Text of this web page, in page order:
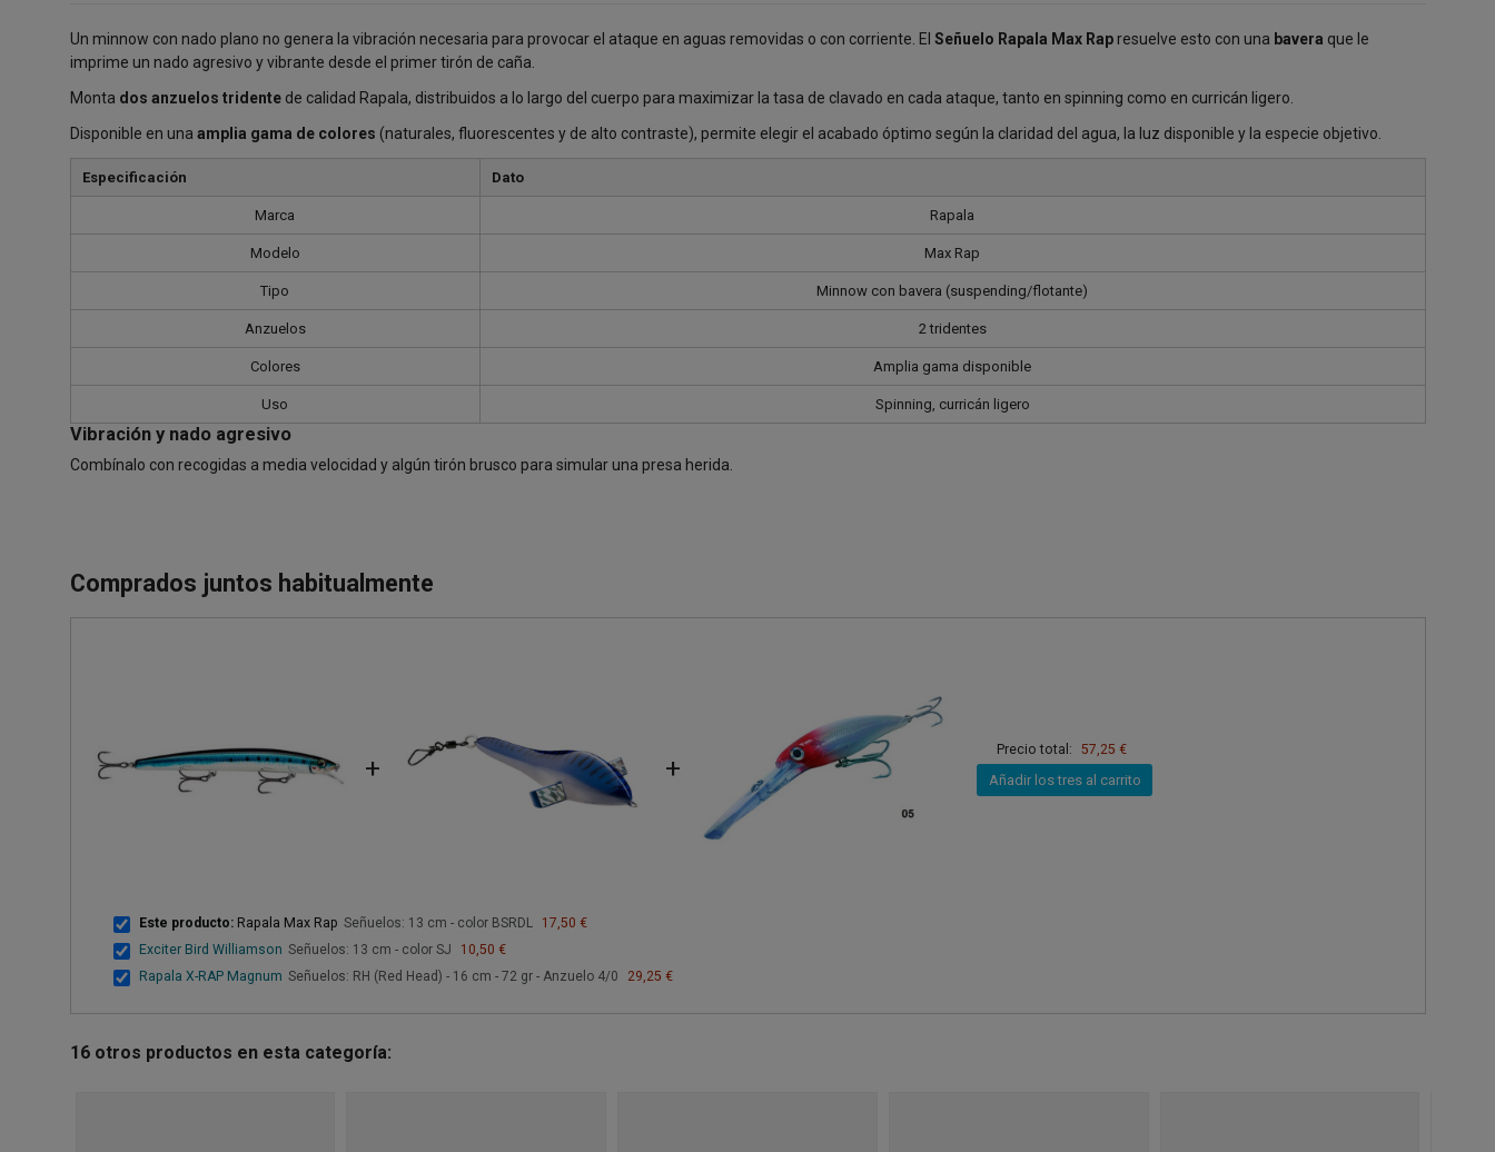
Un minnow con nado plano no genera la vibración necesaria para provocar el ataque en aguas removidas o con corriente. El Señuelo Rapala Max Rapresuelve esto con una bavera que le
imprime un nado agresivo y vibrante desde el primer tirón de caña.
Monta dos anzuelos tridentede calidad Rapala, distribuidos a lo largo del cuerpo para maximizar la tasa de clavado en cada ataque, tanto en spinning como en curricán ligero.
Disponible en una amplia gama de colores (naturales, fluorescentes y de alto contraste), permite elegir el acabado óptimo según la claridad del agua, la luz disponible y la especie objetivo.
Especificación Dato
Marca Rapala
Modelo Max Rap
Tipo Minnow con bavera (suspending/flotante)
Anzuelos 2 tridentes
Colores Amplia gama disponible
Uso Spinning, curricán ligero
Vibración y nado agresivo
Combínalo con recogidas a media velocidad y algún tirón brusco para simular una presa herida.
Comprados juntos habitualmente
+ +
Precio total: 57,25 €
Añadir los tres al carrito
Este producto: Rapala Max Rap Señuelos: 13 cm - color BSRDL
17,50 €
Exciter Bird Williamson Señuelos: 13 cm - color SJ
10,50 €
Rapala X-RAP Magnum Señuelos: RH (Red Head) - 16 cm - 72 gr - Anzuelo 4/0 29,25 €
16 otros productos en esta categoría: